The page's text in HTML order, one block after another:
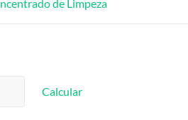
de Limpeza
Calcular